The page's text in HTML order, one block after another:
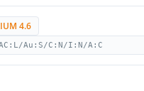
4.6
Au:S/C:N/I:N/A:C